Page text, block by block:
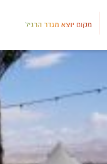
מקום יוצא מגדר הרגיל